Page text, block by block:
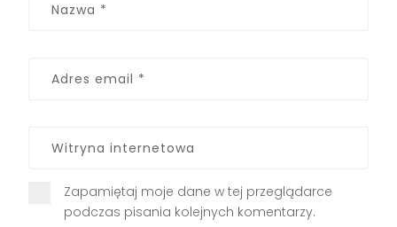
Zapamiętaj moje dane w tej przeglądarce
podczas pisania kolejnych komentarzy.